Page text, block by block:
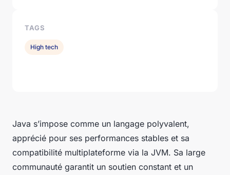
Java s’impose comme un langage polyvalent,
apprécié pour ses performances stables et sa
compatibilité multiplateforme via la JVM. Sa large
communauté garantit un soutien constant et un
TAGS
High tech